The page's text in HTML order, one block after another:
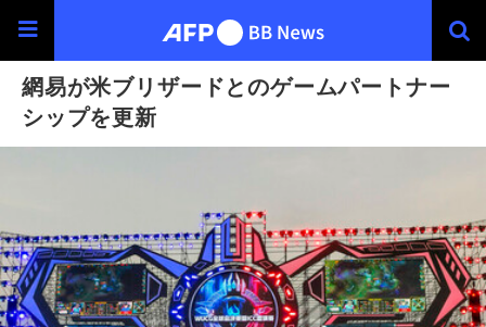
網易が米ブリザードとのゲームパートナー
シップを更新